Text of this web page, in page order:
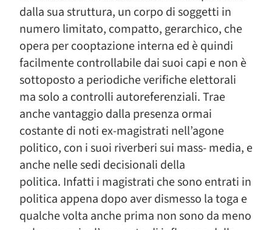
dalla sua struttura, un corpo di soggetti in
numero limitato, compatto, gerarchico, che
opera per cooptazione interna ed è quindi
facilmente controllabile dai suoi capi e non è
sottoposto a periodiche verifiche elettorali
ma solo a controlli autoreferenziali. Trae
anche vantaggio dalla presenza ormai
costante di noti ex-magistrati nell’agone
politico, con i suoi riverberi sui mass- media, e
anche nelle sedi decisionali della
politica. Infatti i magistrati che sono entrati in
politica appena dopo aver dismesso la toga e
qualche volta anche prima non sono da meno